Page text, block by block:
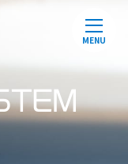
MENU